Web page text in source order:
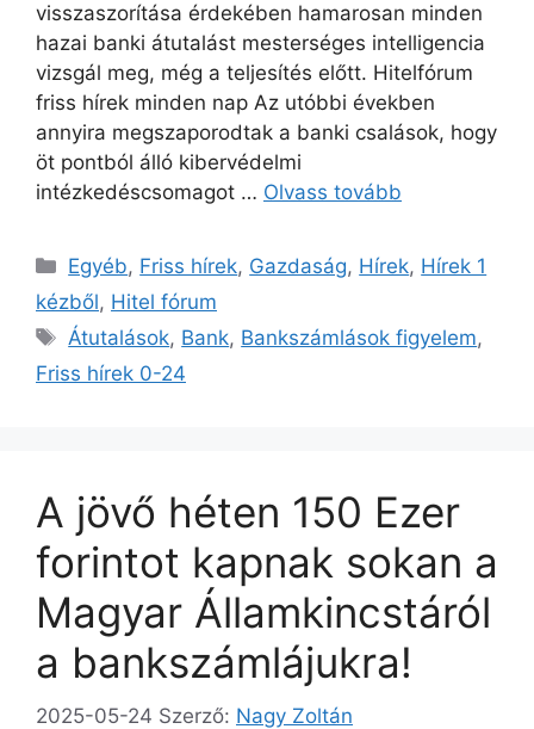
visszaszorítása érdekében hamarosan minden
hazai banki átutalást mesterséges intelligencia
vizsgál meg, még a teljesítés előtt. Hitelfórum
friss hírek minden nap Az utóbbi években
annyira megszaporodtak a banki csalások, hogy
öt pontból álló kibervédelmi
intézkedéscsomagot … Olvass tovább
Kategória
Egyéb, Friss hírek, Gazdaság, Hírek, Hírek 1
kézből, Hitel fórum
Címkék
Átutalások, Bank, Bankszámlások figyelem,
Friss hírek 0-24
A jövő héten 150 Ezer
forintot kapnak sokan a
Magyar Államkincstáról
a bankszámlájukra!
2025-05-24 Szerző: Nagy Zoltán